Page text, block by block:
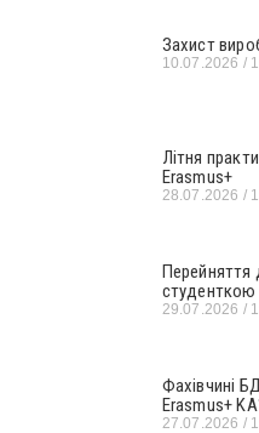
Захист
10.07.2026
Літня
Erasmus+
28.07.2026
Перейняття
студенткою
29.07.2026
Фахівчині
Erasmus+
27.07.2026